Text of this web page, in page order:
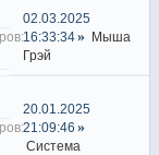
02.03.2025
16:33:34
Мыша
Грэй
20.01.2025
21:09:46
Система